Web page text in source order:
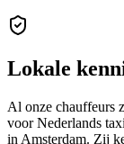
Lokale
Al onze chauffeurs
voor Nederlands
in Amsterdam. Zij